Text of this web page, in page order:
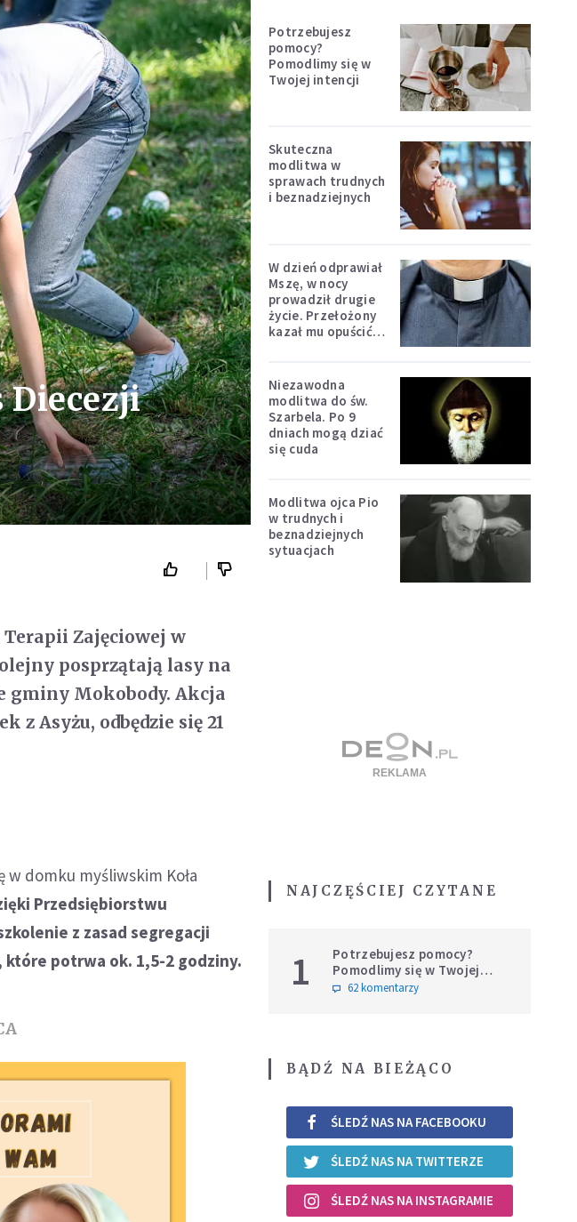
Diecezji
Zajęciowej w
posprzątają lasy na
gminy Mokobody. Akcja
z Asyżu, odbędzie się 21
domku myśliwskim Koła
Przedsiębiorstwu
z zasad segregacji
które potrwa ok. 1,5-2 godziny.
Potrzebujesz
pomocy?
Pomodlimy się w
Twojej intencji
Skuteczna
modlitwa w
sprawach trudnych
i beznadziejnych
W dzień odprawiał
Mszę, w nocy
prowadził drugie
życie. Przełożony
kazał mu opuścić
Niezawodna
modlitwa do św.
Szarbela. Po 9
dniach mogą dziać
się cuda
Modlitwa ojca Pio
w trudnych i
beznadziejnych
sytuacjach
NAJCZĘŚCIEJ CZYTANE
1
Potrzebujesz pomocy?
Pomodlimy się w Twojej
intencji
62 komentarzy
BĄDŹ NA BIEŻĄCO
ŚLEDŹ NAS NA FACEBOOKU
ŚLEDŹ NAS NA TWITTERZE
ŚLEDŹ NAS NA INSTAGRAMIE